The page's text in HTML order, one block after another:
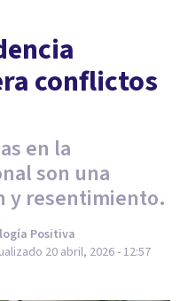
conflictos
en la
son una
y resentimiento.
Positiva
20 abril, 2026 - 12:57